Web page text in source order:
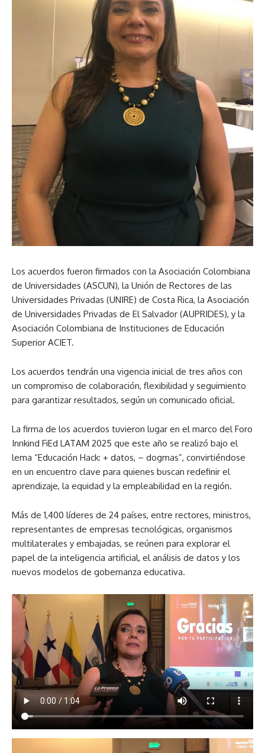
Los acuerdos fueron firmados con la Asociación Colombiana
de Universidades (ASCUN), la Unión de Rectores de las
Universidades Privadas (UNIRE) de Costa Rica, la Asociación
de Universidades Privadas de El Salvador (AUPRIDES), y la
Asociación Colombiana de Instituciones de Educación
Superior ACIET.
Los acuerdos tendrán una vigencia inicial de tres años con
un compromiso de colaboración, flexibilidad y seguimiento
para garantizar resultados, según un comunicado oficial.
La firma de los acuerdos tuvieron lugar en el marco del Foro
Innkind FiEd LATAM 2025 que este año se realizó bajo el
lema “Educación Hack: + datos, – dogmas”, convirtiéndose
en un encuentro clave para quienes buscan redefinir el
aprendizaje, la equidad y la empleabilidad en la región.
Más de 1,400 líderes de 24 países, entre rectores, ministros,
representantes de empresas tecnológicas, organismos
multilaterales y embajadas, se reúnen para explorar el
papel de la inteligencia artificial, el análisis de datos y los
nuevos modelos de gobernanza educativa.